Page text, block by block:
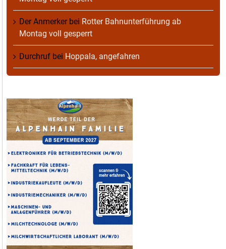
Der Anmerkerbei Rotter Bahnunterführung ab
Montag voll gesperrt
Durchruf bei Hoppala, angefahren